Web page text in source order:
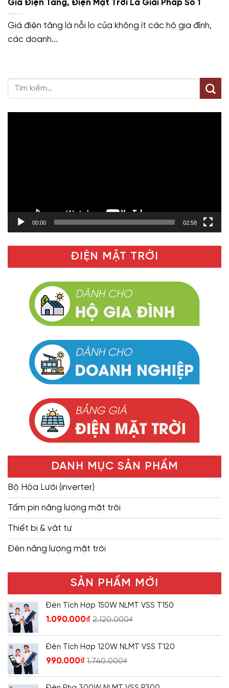
Giá Điện Tăng, Điện Mặt Trời Là Giải Pháp Số 1
Giá điện tăng là nỗi lo của không ít các hộ gia đình,
các doanh...
00:00 02:58
ĐIỆN MẶT TRỜI
DANH MỤC SẢN PHẨM
Bộ Hòa Lưới (inverter)
Tấm pin năng lượng mặt trời
Thiết bị & vật tư
Đèn năng lượng mặt trời
SẢN PHẨM MỚI
Đèn Tích Hợp 150W NLMT VSS T150
1.090.000₫ 2.120.000₫
Đèn Tích Hợp 120W NLMT VSS T120
990.000₫ 1.740.000₫